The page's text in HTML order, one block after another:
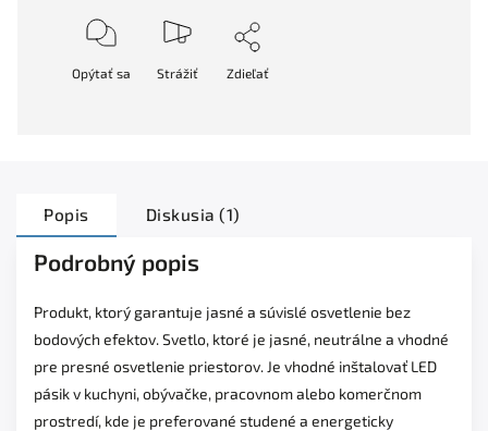
Opýtať sa Strážiť Zdieľať
Popis Diskusia (1)
Podrobný popis
Produkt, ktorý garantuje jasné a súvislé osvetlenie bez
bodových efektov. Svetlo, ktoré je jasné, neutrálne a vhodné
pre presné osvetlenie priestorov. Je vhodné inštalovať LED
pásik v kuchyni, obývačke, pracovnom alebo komerčnom
prostredí, kde je preferované studené a energeticky